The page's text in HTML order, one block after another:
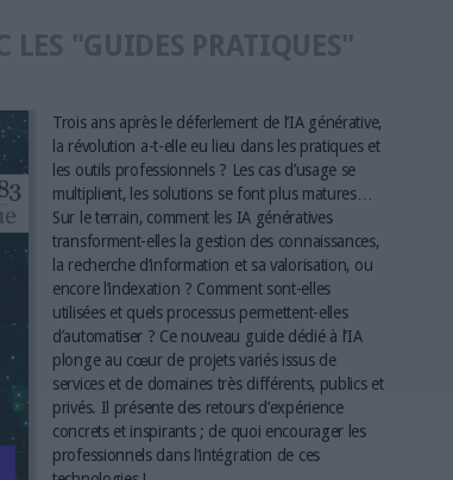
Trois ans après le déferlement de l’IA générative,
la révolution a-t-elle eu lieu dans les pratiques et
les outils professionnels ? Les cas d’usage se
multiplient, les solutions se font plus matures…
Sur le terrain, comment les IA génératives
transforment-elles la gestion des connaissances,
la recherche d’information et sa valorisation, ou
encore l’indexation ? Comment sont-elles
utilisées et quels processus permettent-elles
d’automatiser ? Ce nouveau guide dédié à l’IA
plonge au cœur de projets variés issus de
services et de domaines très différents, publics et
privés. Il présente des retours d’expérience
concrets et inspirants ; de quoi encourager les
professionnels dans l’intégration de ces